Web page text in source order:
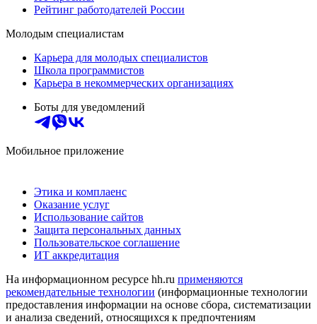
Рейтинг работодателей России
Молодым специалистам
Карьера для молодых специалистов
Школа программистов
Карьера в некоммерческих организациях
Боты для уведомлений
Мобильное приложение
Этика и комплаенс
Оказание услуг
Использование сайтов
Защита персональных данных
Пользовательское соглашение
ИТ аккредитация
На информационном ресурсе hh.ru применяются
рекомендательные технологии (информационные технологии
предоставления информации на основе сбора, систематизации
и анализа сведений, относящихся к предпочтениям